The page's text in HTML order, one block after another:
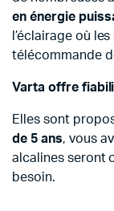
en énergie
l’éclairage où
télécommande
Varta offre
Elles sont
de 5 ans, vous
alcalines seront
besoin.